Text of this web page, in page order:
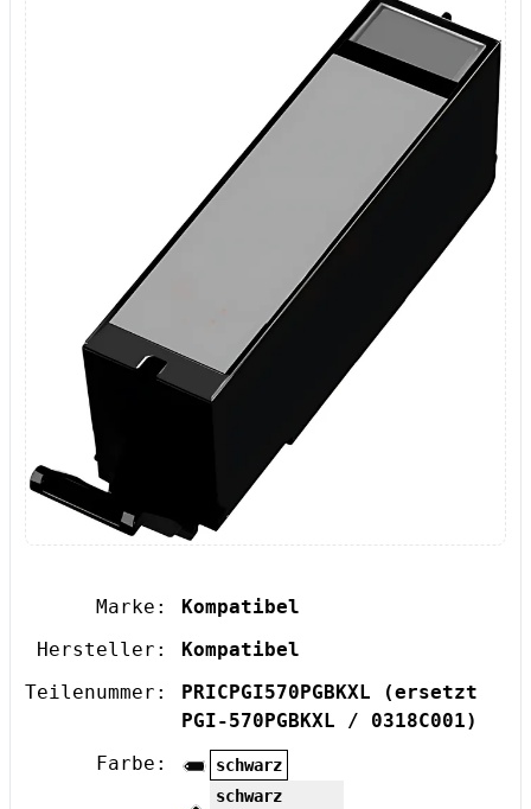
Marke:
Kompatibel
Hersteller:
Kompatibel
Teilenummer:
PRICPGI570PGBKXL
(ersetzt
PGI-570PGBKXL / 0318C001)
Farbe:
schwarz
schwarz